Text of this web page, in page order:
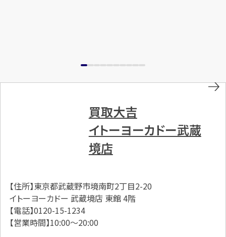
買取大吉
イトーヨーカドー武蔵
境店
【住所】東京都武蔵野市境南町2丁目2-20
イトーヨーカドー 武蔵境店 東館 4階
【電話】0120-15-1234
【営業時間】10:00～20:00